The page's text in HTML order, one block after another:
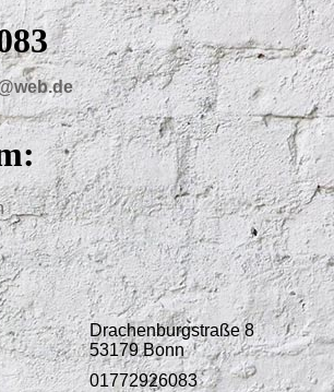
Drachenburgstraße 8
53179 Bonn
01772926083